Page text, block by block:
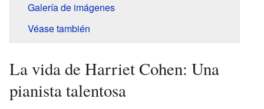
Galería de imágenes
Véase también
La vida de Harriet Cohen: Una
pianista talentosa